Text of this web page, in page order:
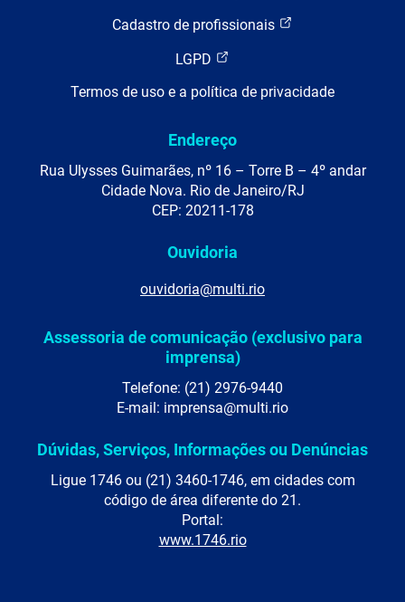
Cadastro de profissionais
LGPD
Termos de uso e a política de privacidade
Endereço
Rua Ulysses Guimarães, nº 16 – Torre B – 4º andar
Cidade Nova. Rio de Janeiro/RJ
CEP: 20211-178
Ouvidoria
ouvidoria@multi.rio
Assessoria de comunicação (exclusivo para
imprensa)
Telefone: (21) 2976-9440
E-mail: imprensa@multi.rio
Dúvidas, Serviços, Informações ou Denúncias
Ligue 1746 ou (21) 3460-1746, em cidades com
código de área diferente do 21.
Portal:
www.1746.rio